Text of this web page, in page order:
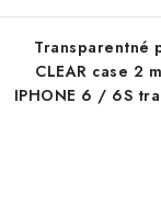
Transparentné
CLEAR case 2
IPHONE 6 / 6S